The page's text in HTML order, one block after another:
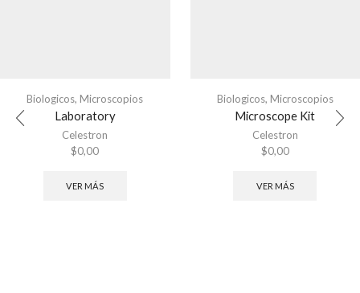
Biologicos, Microscopios
Laboratory
Celestron
$0,00
VER MÁS
Biologicos, Microscopios
Microscope Kit
Celestron
$0,00
VER MÁS